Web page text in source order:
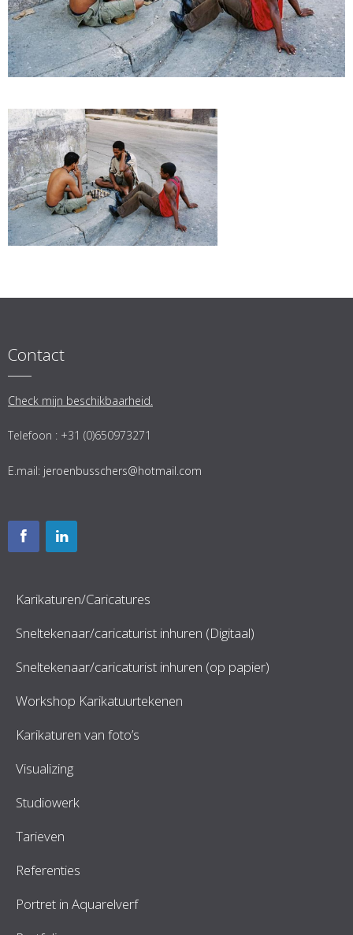
Contact
Check mijn beschikbaarheid.
Telefoon : +31 (0)650973271
E.mail: jeroenbusschers@hotmail.com
Karikaturen/Caricatures
Sneltekenaar/caricaturist inhuren (Digitaal)
Sneltekenaar/caricaturist inhuren (op papier)
Workshop Karikatuurtekenen
Karikaturen van foto’s
Visualizing
Studiowerk
Tarieven
Referenties
Portret in Aquarelverf